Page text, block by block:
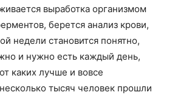
выработка организмом
, берется анализ крови,
недели становится понятно,
и нужно есть каждый день,
каких лучше и вовсе
тысяч человек прошли